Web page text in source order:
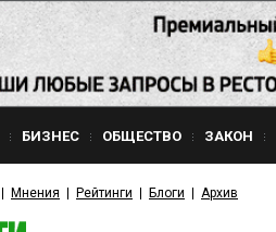
БИЗНЕС ОБЩЕСТВО ЗАКОН
Мнения Рейтинги Блоги Архив